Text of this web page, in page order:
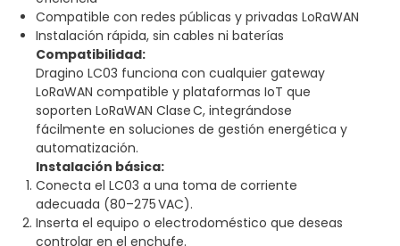
Compatible con redes públicas y privadas LoRaWAN
Instalación rápida, sin cables ni baterías
Compatibilidad:
Dragino LC03 funciona con cualquier gateway
LoRaWAN compatible y plataformas IoT que
soporten LoRaWAN Clase C, integrándose
fácilmente en soluciones de gestión energética y
automatización.
Instalación básica:
Conecta el LC03 a una toma de corriente
adecuada (80–275 VAC).
Inserta el equipo o electrodoméstico que deseas
controlar en el enchufe.